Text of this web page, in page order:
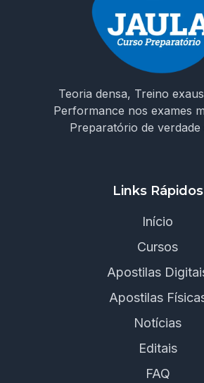
Teoria densa, Treino
Performance nos exames
Preparatório de verdade
Links Rápidos
Início
Cursos
Apostilas
Apostilas
Notícias
Editais
FAQ